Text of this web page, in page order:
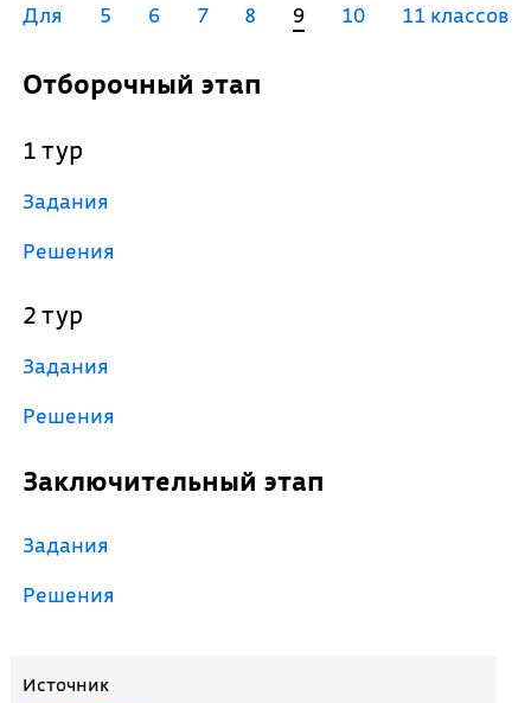
Для 5 6 7 8 9 10 11 классов
Отборочный этап
1 тур
Задания
Решения
2 тур
Задания
Решения
Заключительный этап
Задания
Решения
Источник